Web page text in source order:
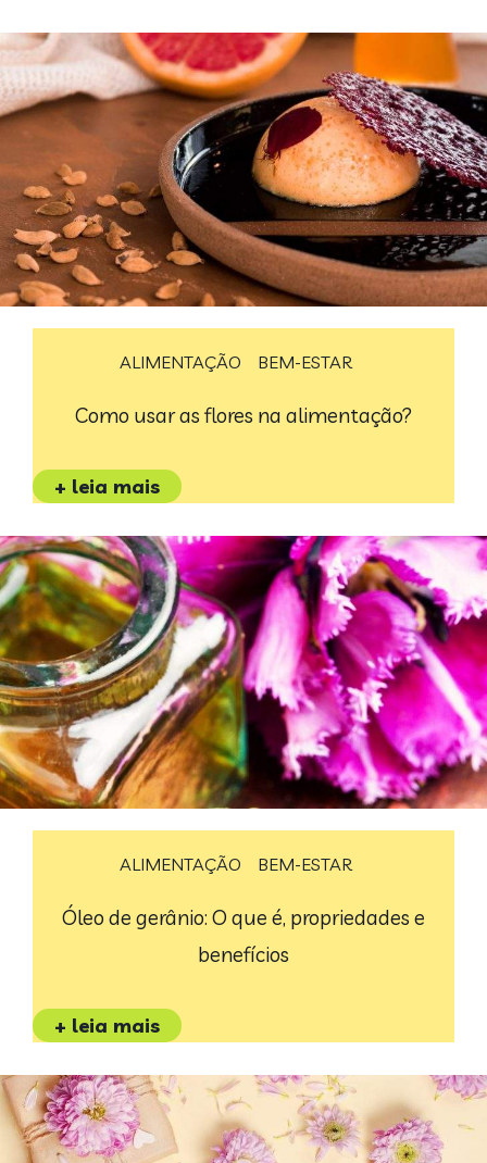
ALIMENTAÇÃO BEM-ESTAR
Como usar as flores na alimentação?
+ leia mais
ALIMENTAÇÃO BEM-ESTAR
Óleo de gerânio: O que é, propriedades e
benefícios
+ leia mais